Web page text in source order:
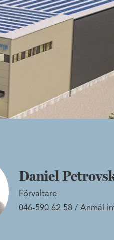
Daniel
Förvaltare
046-590 62 58/ Anmäl